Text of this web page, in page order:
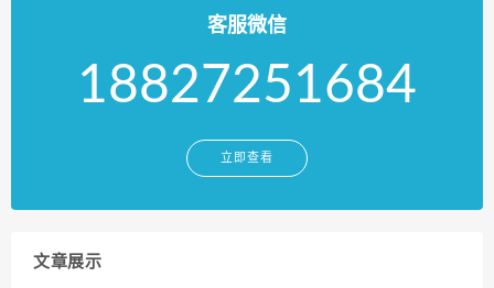
客服微信
18827251684
立即查看
文章展示